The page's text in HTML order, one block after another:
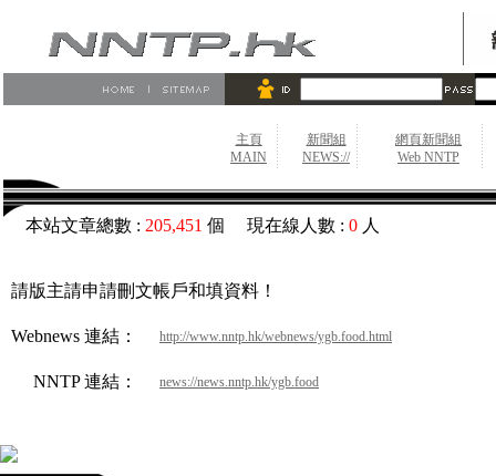
主頁
MAIN
新聞組
NEWS://
網頁新聞組
Web NNTP
本站文章總數 : 205,451 個 現在線人數 : 0 人
請版主請申請刪文帳戶和填資料！
Webnews 連結： http://www.nntp.hk/webnews/ygb.food.html
NNTP 連結： news://news.nntp.hk/ygb.food